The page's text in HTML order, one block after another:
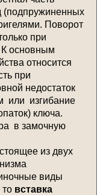
(подпружиненных
Поворот
при
основным
относится
при
недостаток
или изгибание
ключа.
в замочную
из двух
виды
вставка